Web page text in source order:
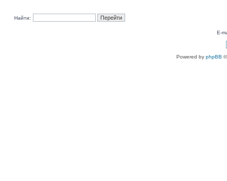
Найти:
E-
Powered by phpBB